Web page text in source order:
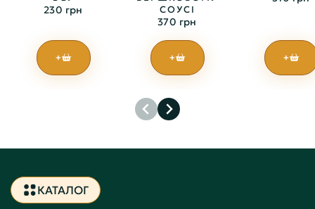
230 грн
+
СОУСІ
370 грн
+ +
КАТАЛОГ